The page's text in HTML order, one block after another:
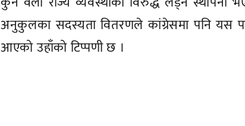
अनुकुलका सदस्यता वितरणले कांग्रेसमा पनि यस
आएको उहाँको टिप्पणी छ ।